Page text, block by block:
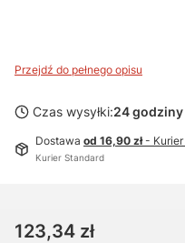
Przejdź do pełnego opisu
Czas wysyłki:24 godziny
Dostawa od 16,90 zł- Kurier
Kurier Standard
Cena
123,34 zł